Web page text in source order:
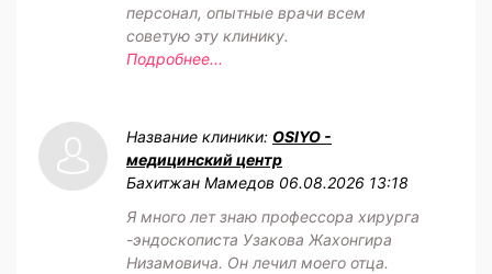
персонал, опытные врачи всем
советую эту клинику.
Подробнее...
Название клиники: OSIYO -
медицинский центр
Бахитжан Мамедов 06.08.2026 13:18
Я много лет знаю профессора хирурга
-эндоскописта Узакова Жахонгира
Низамовича. Он лечил моего отца.